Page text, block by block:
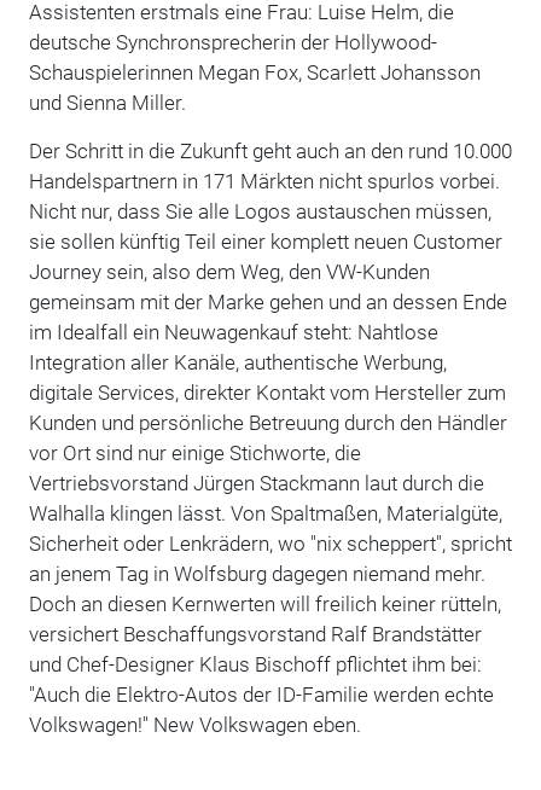
Assistenten erstmals eine Frau: Luise Helm, die
deutsche Synchronsprecherin der Hollywood-
Schauspielerinnen Megan Fox, Scarlett Johansson
und Sienna Miller.
Der Schritt in die Zukunft geht auch an den rund 10.000
Handelspartnern in 171 Märkten nicht spurlos vorbei.
Nicht nur, dass Sie alle Logos austauschen müssen,
sie sollen künftig Teil einer komplett neuen Customer
Journey sein, also dem Weg, den VW-Kunden
gemeinsam mit der Marke gehen und an dessen Ende
im Idealfall ein Neuwagenkauf steht: Nahtlose
Integration aller Kanäle, authentische Werbung,
digitale Services, direkter Kontakt vom Hersteller zum
Kunden und persönliche Betreuung durch den Händler
vor Ort sind nur einige Stichworte, die
Vertriebsvorstand Jürgen Stackmann laut durch die
Walhalla klingen lässt. Von Spaltmaßen, Materialgüte,
Sicherheit oder Lenkrädern, wo "nix scheppert", spricht
an jenem Tag in Wolfsburg dagegen niemand mehr.
Doch an diesen Kernwerten will freilich keiner rütteln,
versichert Beschaffungsvorstand Ralf Brandstätter
und Chef-Designer Klaus Bischoff pflichtet ihm bei:
"Auch die Elektro-Autos der ID-Familie werden echte
Volkswagen!" New Volkswagen eben.